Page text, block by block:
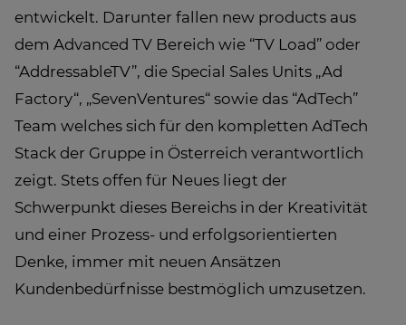
entwickelt. Darunter fallen new products aus
dem Advanced TV Bereich wie “TV Load” oder
“AddressableTV”, die Special Sales Units „Ad
Factory“, „SevenVentures“ sowie das “AdTech”
Team welches sich für den kompletten AdTech
Stack der Gruppe in Österreich verantwortlich
zeigt. Stets offen für Neues liegt der
Schwerpunkt dieses Bereichs in der Kreativität
und einer Prozess- und erfolgsorientierten
Denke, immer mit neuen Ansätzen
Kundenbedürfnisse bestmöglich umzusetzen.